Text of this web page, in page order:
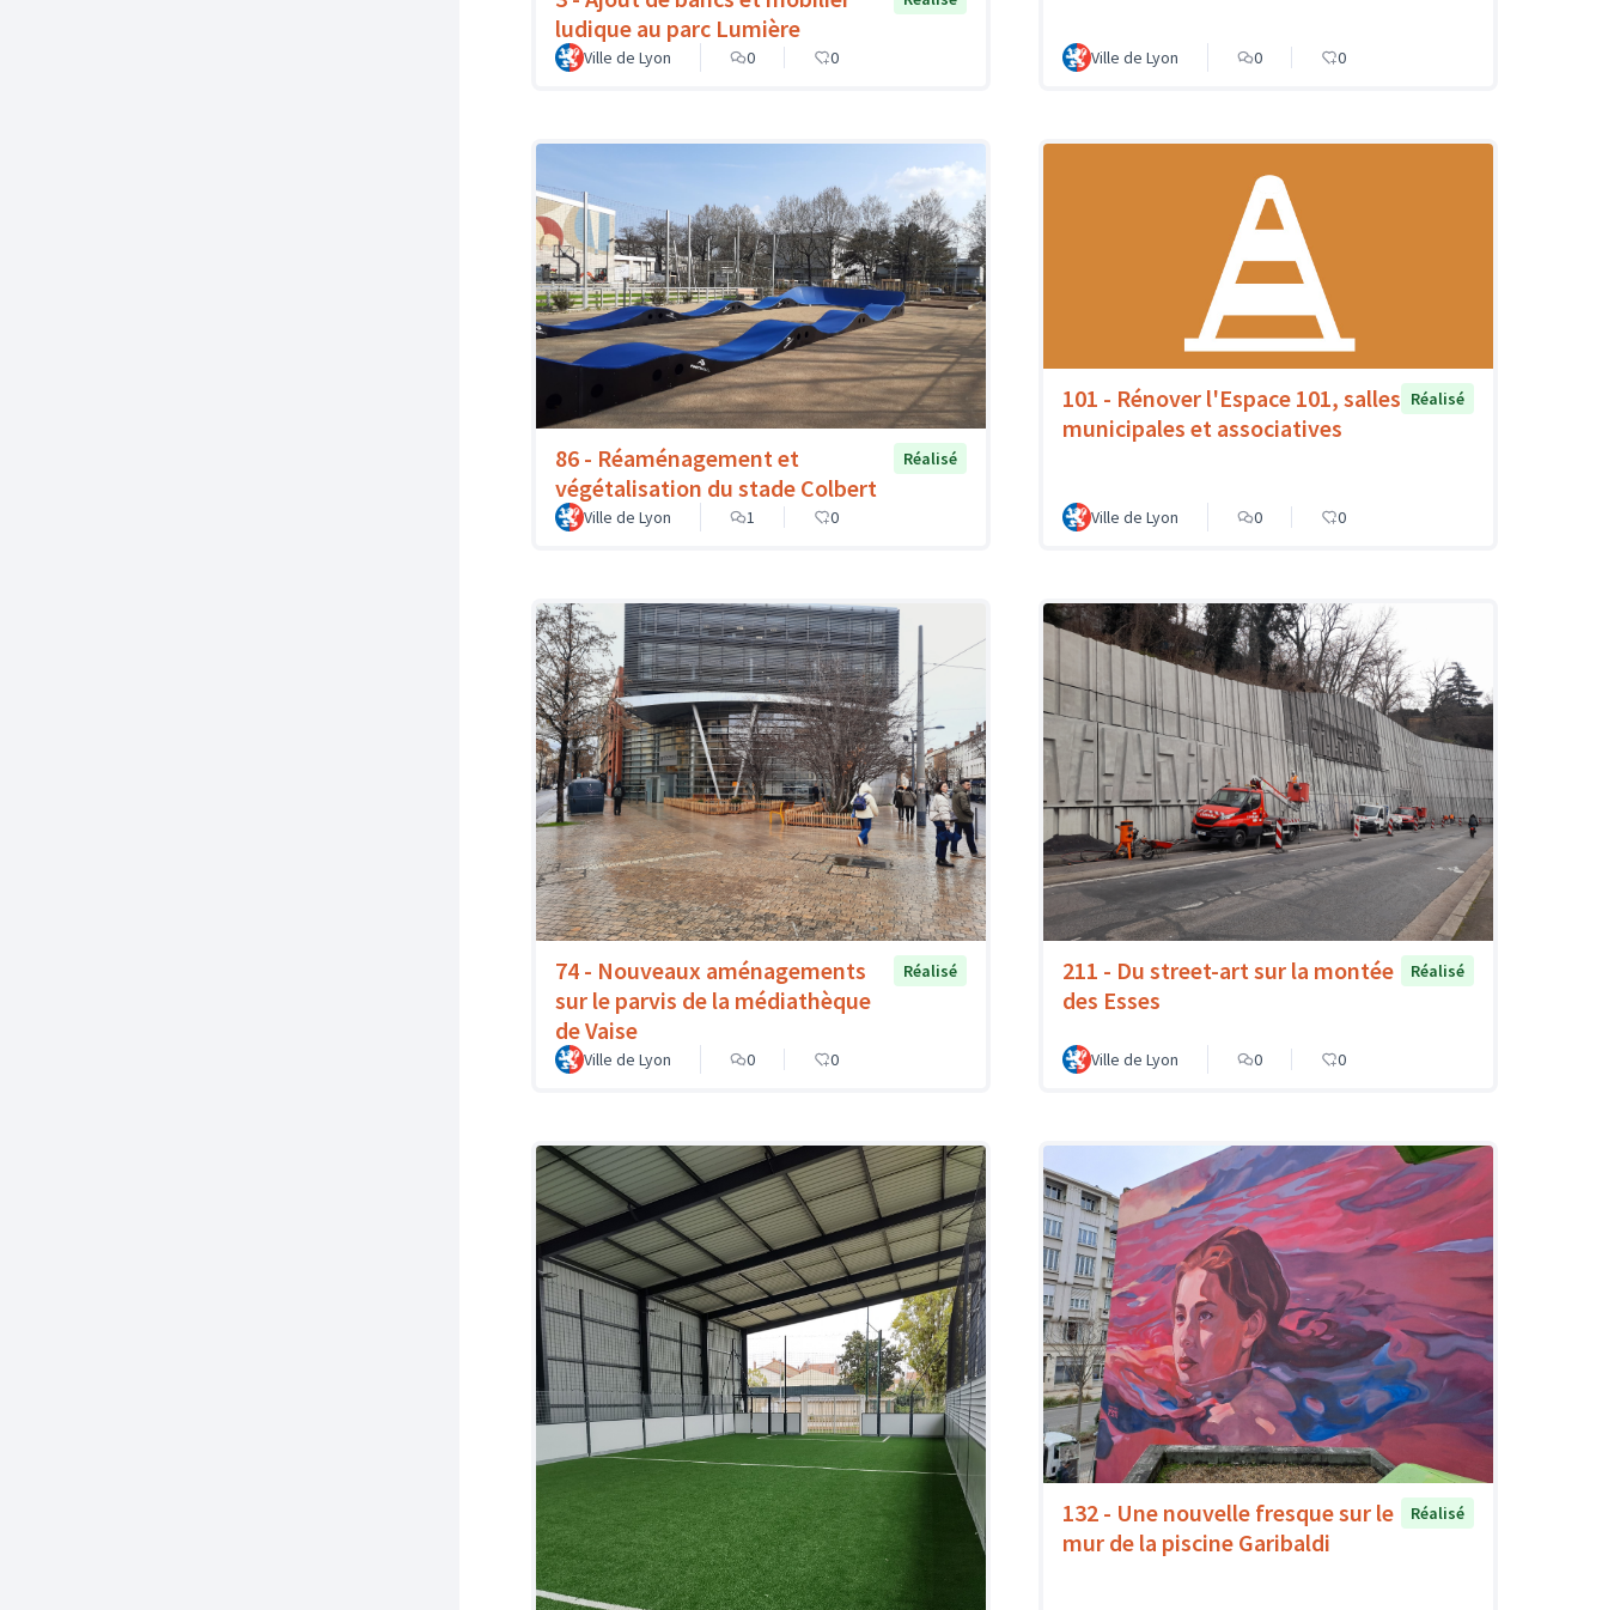
ludique au parc Lumière
Ville de Lyon 0 0 Ville de Lyon 0 0
86 - Réaménagement et
végétalisation du stade Colbert
Réalisé
Ville de Lyon 1 0
101 - Rénover l'Espace 101, salles
municipales et associatives
Réalisé
Ville de Lyon 0 0
74 - Nouveaux aménagements
sur le parvis de la médiathèque
de Vaise
Réalisé
Ville de Lyon 0 0
211 - Du street-art sur la montée
des Esses
Réalisé
Ville de Lyon 0 0
132 - Une nouvelle fresque sur le
mur de la piscine Garibaldi
Réalisé